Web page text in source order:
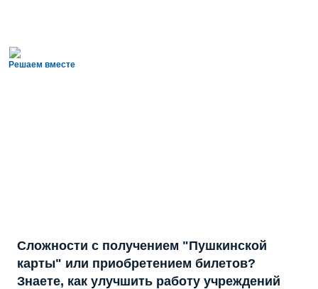
Решаем вместе
Сложности с получением "Пушкинской
карты" или приобретением билетов?
Знаете, как улучшить работу учреждений